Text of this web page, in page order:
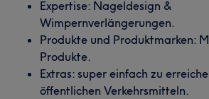
Expertise: Nageldesign &
Wimpernverlängerungen.
Produkte und Produktmarken:
Produkte.
Extras: super einfach zu
öffentlichen Verkehrsmitteln.